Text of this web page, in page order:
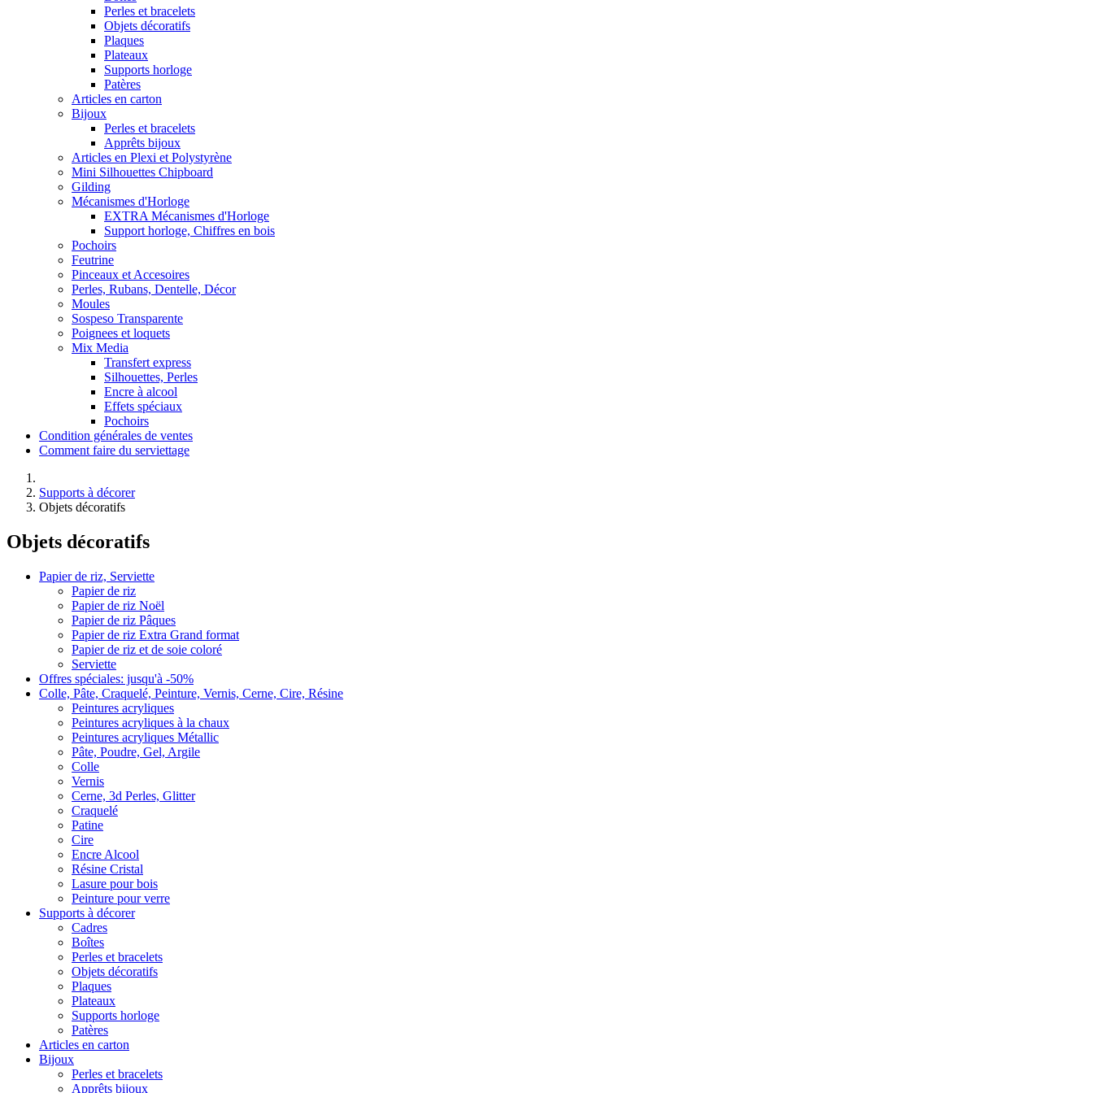
Perles et bracelets
Objets décoratifs
Plaques
Plateaux
Supports horloge
Patères
Articles en carton
Bijoux
Perles et bracelets
Apprêts bijoux
Articles en Plexi et Polystyrène
Mini Silhouettes Chipboard
Gilding
Mécanismes d'Horloge
EXTRA Mécanismes d'Horloge
Support horloge, Chiffres en bois
Pochoirs
Feutrine
Pinceaux et Accesoires
Perles, Rubans, Dentelle, Décor
Moules
Sospeso Transparente
Poignees et loquets
Mix Media
Transfert express
Silhouettes, Perles
Encre à alcool
Effets spéciaux
Pochoirs
Condition générales de ventes
Comment faire du serviettage
Supports à décorer
Objets décoratifs
Objets décoratifs
Papier de riz, Serviette
Papier de riz
Papier de riz Noël
Papier de riz Pâques
Papier de riz Extra Grand format
Papier de riz et de soie coloré
Serviette
Offres spéciales: jusqu'à -50%
Colle, Pâte, Craquelé, Peinture, Vernis, Cerne, Cire, Résine
Peintures acryliques
Peintures acryliques à la chaux
Peintures acryliques Métallic
Pâte, Poudre, Gel, Argile
Colle
Vernis
Cerne, 3d Perles, Glitter
Craquelé
Patine
Cire
Encre Alcool
Résine Cristal
Lasure pour bois
Peinture pour verre
Supports à décorer
Cadres
Boîtes
Perles et bracelets
Objets décoratifs
Plaques
Plateaux
Supports horloge
Patères
Articles en carton
Bijoux
Perles et bracelets
Apprêts bijoux